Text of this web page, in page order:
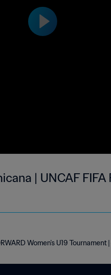
| UNCAF FIFA
Women's U19 Tournament